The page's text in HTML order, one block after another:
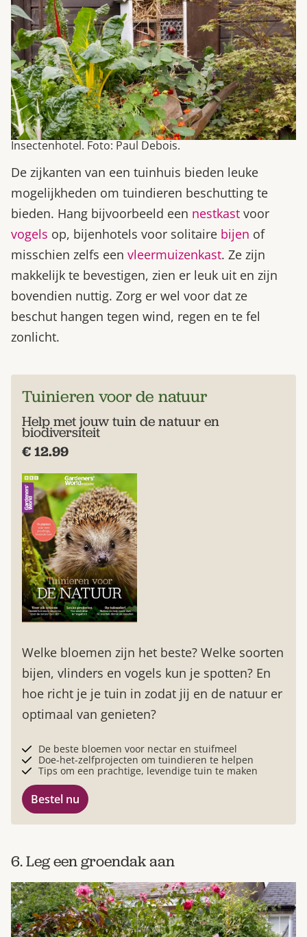
Insectenhotel. Foto: Paul Debois.
De zijkanten van een tuinhuis bieden leuke
mogelijkheden om tuindieren beschutting te
bieden. Hang bijvoorbeeld een nestkast voor
vogels op, bijenhotels voor solitaire bijen of
misschien zelfs een vleermuizenkast. Ze zijn
makkelijk te bevestigen, zien er leuk uit en zijn
bovendien nuttig. Zorg er wel voor dat ze
beschut hangen tegen wind, regen en te fel
zonlicht.
Tuinieren voor de natuur
Help met jouw tuin de natuur en
biodiversiteit
€ 12.99
Welke bloemen zijn het beste? Welke soorten
bijen, vlinders en vogels kun je spotten? En
hoe richt je je tuin in zodat jij en de natuur er
optimaal van genieten?
De beste bloemen voor nectar en stuifmeel
Doe-het-zelfprojecten om tuindieren te helpen
Tips om een prachtige, levendige tuin te maken
Bestel nu
6. Leg een groendak aan